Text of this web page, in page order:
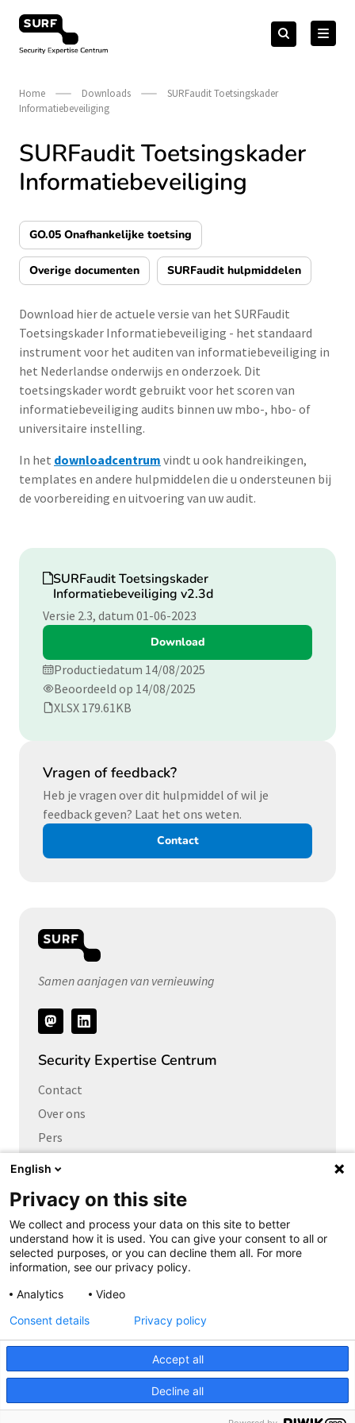
naar
Security Expertise Centrum – by SURF
Zoeken
naar:Zoeken
Home Downloads
SURFaudit Toetsingskader
Informatiebeveiliging
SURFaudit Toetsingskader
Informatiebeveiliging
GO.05 Onafhankelijke toetsing
Overige documenten SURFaudit hulpmiddelen
Download hier de actuele versie van het SURFaudit
Toetsingskader Informatiebeveiliging - het standaard
instrument voor het auditen van informatiebeveiliging in
het Nederlandse onderwijs en onderzoek. Dit
toetsingskader wordt gebruikt voor het scoren van
informatiebeveiliging audits binnen uw mbo-, hbo- of
universitaire instelling.
In het downloadcentrum vindt u ook handreikingen,
templates en andere hulpmiddelen die u ondersteunen bij
de voorbereiding en uitvoering van uw audit.
Download
SURFaudit Toetsingskader
Informatiebeveiliging v2.3d
Versie 2.3, datum 01-06-2023
Download
Productiedatum 14/08/2025
Beoordeeld op 14/08/2025
XLSX 179.61KB
Vragen of feedback?
Heb je vragen over dit hulpmiddel of wil je
feedback geven? Laat het ons weten.
Contact
Samen aanjagen van vernieuwing
Volg
ons
Security Expertise Centrum
Contact
Over ons
Pers
Vacatures
Links naar
Cybersecurity Community
Platform Integrale veiligheid
Privacy Expertise Centrum
SURF Vendor Compliance
Cookieverklaring
Privacyverklaring
English
Privacy on this site
We collect and process your data on this site to better
understand how it is used. You can give your consent to all or
selected purposes, or you can decline them all. For more
information, see our privacy policy.
Analytics
Video
Accept all
Decline all
Consent details Privacy policy